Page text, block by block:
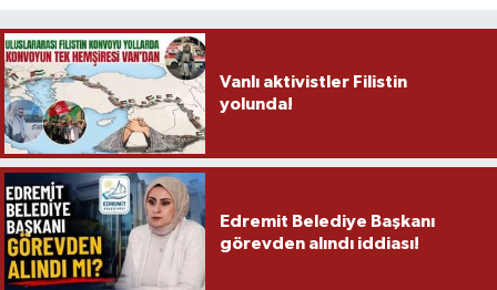
Vanlı aktivistler Filistin
yolunda!
Edremit Belediye Başkanı
görevden alındı iddiası!